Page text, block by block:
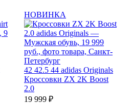
НОВИНКА
42 42.5 44 adidas Originals
Кроссовки ZX 2K Boost
2.0
19 999 ₽